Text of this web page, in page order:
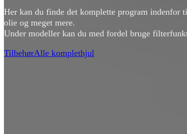
Her kan du finde det komplette program indenfor
olie og meget mere.
Under modeller kan du med fordel bruge
TilbehørAlle komplethjul